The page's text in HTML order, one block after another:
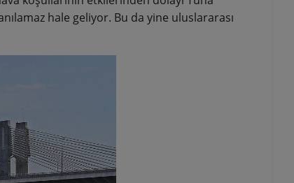
hale geliyor. Bu da yine uluslararası